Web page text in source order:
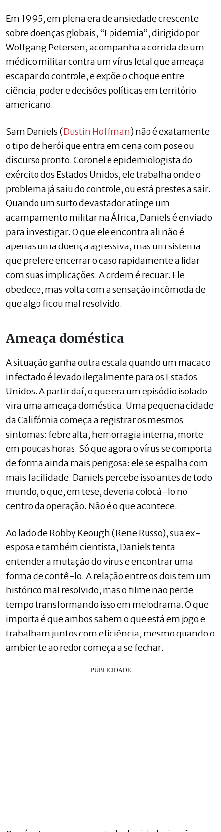
Em 1995, em plena era de ansiedade crescente
sobre doenças globais, “Epidemia”, dirigido por
Wolfgang Petersen, acompanha a corrida de um
médico militar contra um vírus letal que ameaça
escapar do controle, e expõe o choque entre
ciência, poder e decisões políticas em território
americano.
Sam Daniels (Dustin Hoffman) não é exatamente
o tipo de herói que entra em cena com pose ou
discurso pronto. Coronel e epidemiologista do
exército dos Estados Unidos, ele trabalha onde o
problema já saiu do controle, ou está prestes a sair.
Quando um surto devastador atinge um
acampamento militar na África, Daniels é enviado
para investigar. O que ele encontra ali não é
apenas uma doença agressiva, mas um sistema
que prefere encerrar o caso rapidamente a lidar
com suas implicações. A ordem é recuar. Ele
obedece, mas volta com a sensação incômoda de
que algo ficou mal resolvido.
Ameaça doméstica
A situação ganha outra escala quando um macaco
infectado é levado ilegalmente para os Estados
Unidos. A partir daí, o que era um episódio isolado
vira uma ameaça doméstica. Uma pequena cidade
da Califórnia começa a registrar os mesmos
sintomas: febre alta, hemorragia interna, morte
em poucas horas. Só que agora o vírus se comporta
de forma ainda mais perigosa: ele se espalha com
mais facilidade. Daniels percebe isso antes de todo
mundo, o que, em tese, deveria colocá-lo no
centro da operação. Não é o que acontece.
Ao lado de Robby Keough (Rene Russo), sua ex-
esposa e também cientista, Daniels tenta
entender a mutação do vírus e encontrar uma
forma de contê-lo. A relação entre os dois tem um
histórico mal resolvido, mas o filme não perde
tempo transformando isso em melodrama. O que
importa é que ambos sabem o que está em jogo e
trabalham juntos com eficiência, mesmo quando o
ambiente ao redor começa a se fechar.